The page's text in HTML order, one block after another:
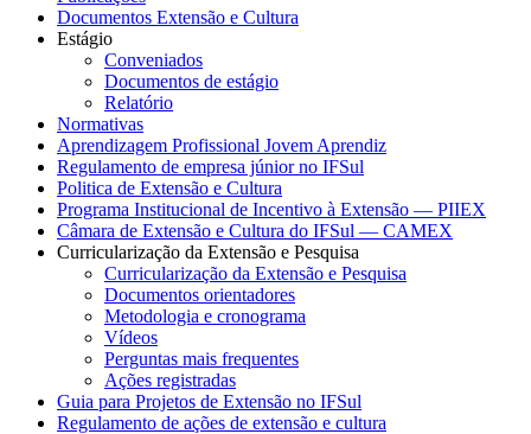
Documentos Extensão e Cultura
Estágio
Conveniados
Documentos de estágio
Relatório
Normativas
Aprendizagem Profissional Jovem Aprendiz
Regulamento de empresa júnior no IFSul
Politica de Extensão e Cultura
Programa Institucional de Incentivo à Extensão — PIIEX
Câmara de Extensão e Cultura do IFSul — CAMEX
Curricularização da Extensão e Pesquisa
Curricularização da Extensão e Pesquisa
Documentos orientadores
Metodologia e cronograma
Vídeos
Perguntas mais frequentes
Ações registradas
Guia para Projetos de Extensão no IFSul
Regulamento de ações de extensão e cultura